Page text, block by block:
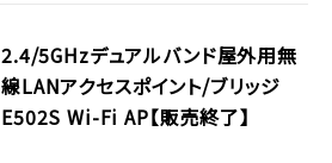
2.4/5GHzデュアルバンド屋外用無
線LANアクセスポイント/ブリッジ
E502S Wi-Fi AP【販売終了】